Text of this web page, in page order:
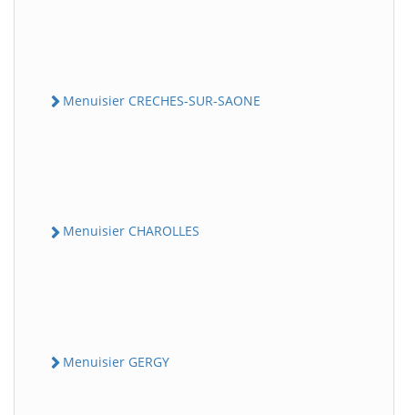
Menuisier CRECHES-SUR-SAONE
Menuisier CHAROLLES
Menuisier GERGY